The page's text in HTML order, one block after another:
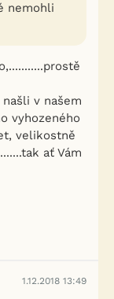
nemohli
v našem
vyhozeného
velikostně
ať Vám
1.12.2018 13:49